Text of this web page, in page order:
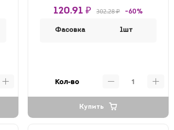
120.91 ₽ 302.28 ₽ -60%
Фасовка 1шт
Кол-во
Купить